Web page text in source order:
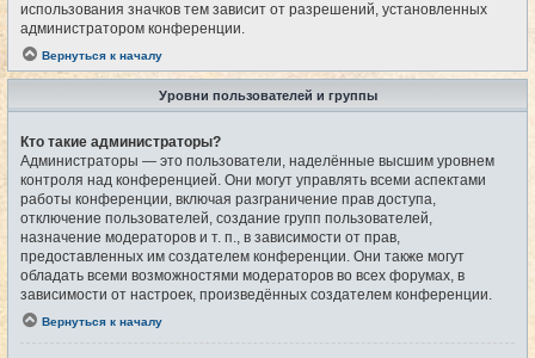
использования значков тем зависит от разрешений, установленных
администратором конференции.
Вернуться к началу
Уровни пользователей и группы
Кто такие администраторы?
Администраторы — это пользователи, наделённые высшим уровнем
контроля над конференцией. Они могут управлять всеми аспектами
работы конференции, включая разграничение прав доступа,
отключение пользователей, создание групп пользователей,
назначение модераторов и т. п., в зависимости от прав,
предоставленных им создателем конференции. Они также могут
обладать всеми возможностями модераторов во всех форумах, в
зависимости от настроек, произведённых создателем конференции.
Вернуться к началу